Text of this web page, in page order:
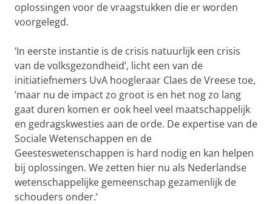
oplossingen voor de vraagstukken die er worden
voorgelegd.
‘In eerste instantie is de crisis natuurlijk een crisis
van de volksgezondheid’, licht een van de
initiatiefnemers UvA hoogleraar Claes de Vreese toe,
’maar nu de impact zo groot is en het nog zo lang
gaat duren komen er ook heel veel maatschappelijk
en gedragskwesties aan de orde. De expertise van de
Sociale Wetenschappen en de
Geesteswetenschappen is hard nodig en kan helpen
bij oplossingen. We zetten hier nu als Nederlandse
wetenschappelijke gemeenschap gezamenlijk de
schouders onder.’